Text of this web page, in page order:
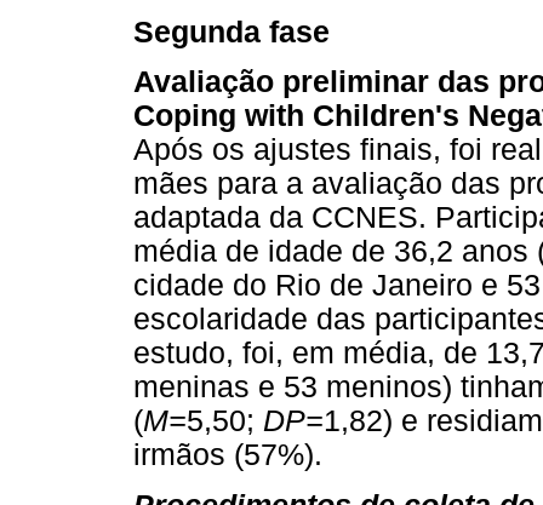
Segunda fase
Avaliação preliminar das
Coping with Children's
Após os ajustes finais, foi
mães para a avaliação das
adaptada da CCNES.
média de idade de 36,2 anos
cidade do Rio de Janeiro e
escolaridade das
estudo, foi, em média, de
meninas e 53 meninos)
(M=5,50; DP=1,82) e
irmãos (57%).